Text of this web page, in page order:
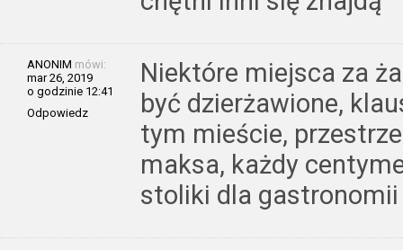
ANONIM mówi:
mar 26, 2019
o godzinie 12:41
Odpowiedz
Niektóre miejsca za
być dzierżawione,
tym mieście,
maksa, każdy
stoliki dla